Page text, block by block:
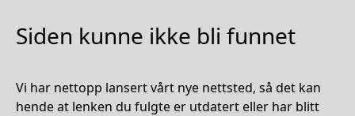
Siden kunne ikke bli funnet
Vi har nettopp lansert vårt nye nettsted, så det kan
hende at lenken du fulgte er utdatert eller har blitt